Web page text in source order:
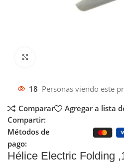
18 Personas viendo este
Comparar
Agregar a lista
Compartir:
Métodos de
pago:
Hélice Electric Folding